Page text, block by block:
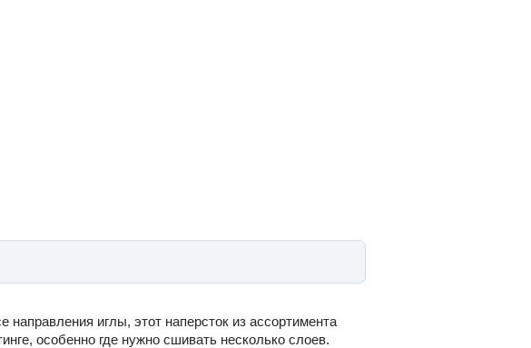
иглы, этот наперсток из ассортимента
особенно где нужно сшивать несколько слоев.